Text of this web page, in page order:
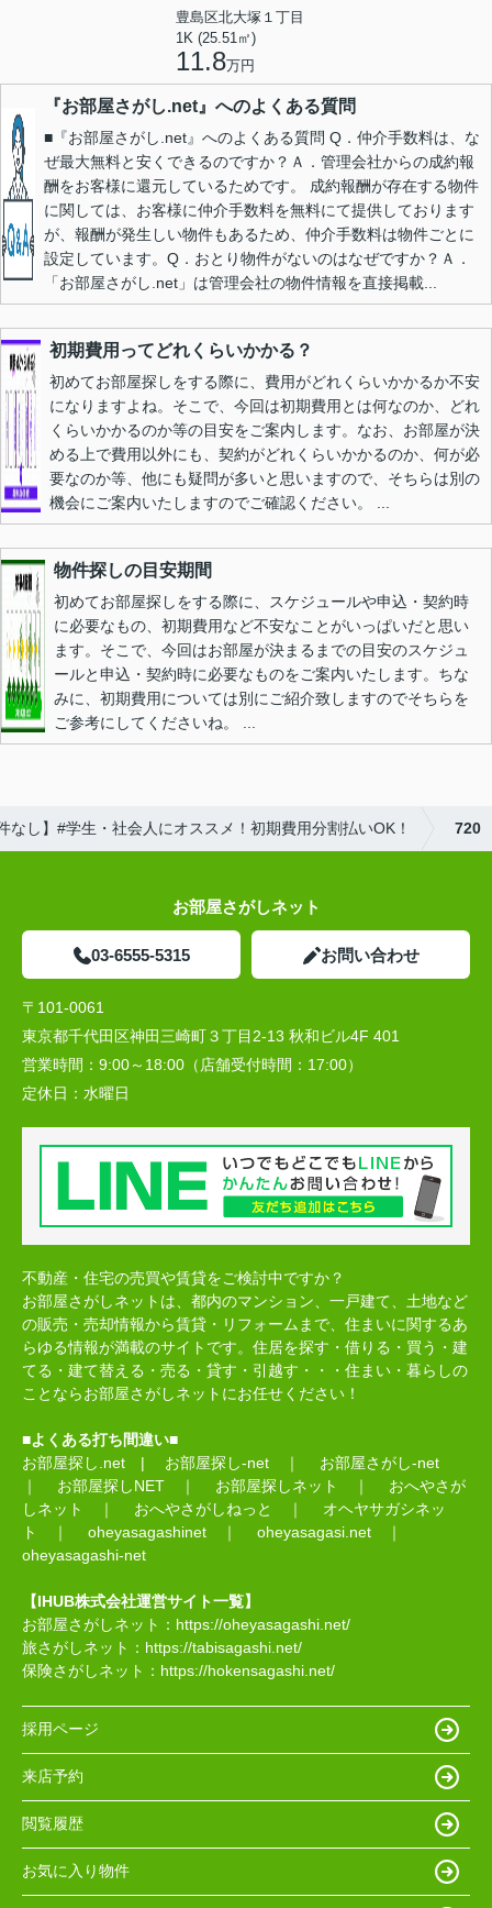
豊島区北大塚１丁目
1K (25.51㎡)
11.8万円
『お部屋さがし.net』へのよくある質問
■『お部屋さがし.net』へのよくある質問 Q．仲介手数料は、な
ぜ最大無料と安くできるのですか？Ａ．管理会社からの成約報
酬をお客様に還元しているためです。 成約報酬が存在する物件
に関しては、お客様に仲介手数料を無料にて提供しております
が、報酬が発生しい物件もあるため、仲介手数料は物件ごとに
設定しています。Q．おとり物件がないのはなぜですか？Ａ．
「お部屋さがし.net」は管理会社の物件情報を直接掲載...
初期費用ってどれくらいかかる？
初めてお部屋探しをする際に、費用がどれくらいかかるか不安
になりますよね。そこで、今回は初期費用とは何なのか、どれ
くらいかかるのか等の目安をご案内します。なお、お部屋が決
める上で費用以外にも、契約がどれくらいかかるのか、何が必
要なのか等、他にも疑問が多いと思いますので、そちらは別の
機会にご案内いたしますのでご確認ください。 ...
物件探しの目安期間
初めてお部屋探しをする際に、スケジュールや申込・契約時
に必要なもの、初期費用など不安なことがいっぱいだと思い
ます。そこで、今回はお部屋が決まるまでの目安のスケジュ
ールと申込・契約時に必要なものをご案内いたします。ちな
みに、初期費用については別にご紹介致しますのでそちらを
ご参考にしてくださいね。 ...
し】#学生・社会人にオススメ！初期費用分割払いOK！ 720
お部屋さがしネット
03-6555-5315 お問い合わせ
〒101-0061
東京都千代田区神田三崎町３丁目2-13 秋和ビル4F 401
営業時間： 9:00～18:00（店舗受付時間：17:00）
定休日： 水曜日
不動産・住宅の売買や賃貸をご検討中ですか？
お部屋さがしネットは、都内のマンション、一戸建て、土地など
の販売・売却情報から賃貸・リフォームまで、住まいに関するあ
らゆる情報が満載のサイトです。住居を探す・借りる・買う・建
てる・建て替える・売る・貸す・引越す・・・住まい・暮らしの
ことならお部屋さがしネットにお任せください！
■よくある打ち間違い■
お部屋探し.net | お部屋探し-net ｜ お部屋さがし-net
｜ お部屋探しNET ｜ お部屋探しネット ｜ おへやさが
しネット
｜ おへやさがしねっと ｜ オヘヤサガシネッ
ト
｜ oheyasagashinet ｜ oheyasagasi.net ｜
oheyasagashi-net
【IHUB株式会社運営サイト一覧】
お部屋さがしネット： https://oheyasagashi.net/
旅さがしネット： https://tabisagashi.net/
保険さがしネット： https://hokensagashi.net/
採用ページ
来店予約
閲覧履歴
お気に入り物件